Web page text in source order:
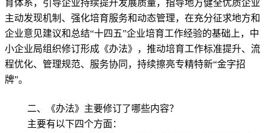
育体系，引导企业持续提升发展质量，指导地方健全优质企业
主动发现机制、强化培育服务和动态管理，在充分征求地方和
企业意见建议和总结“十四五”企业培育工作经验的基础上，中
小企业局组织修订形成《办法》，推动培育工作标准提升、流
程优化、管理规范、服务协同，持续擦亮专精特新“金字招
牌”。
二、《办法》主要修订了哪些内容？
主要有以下四个方面：